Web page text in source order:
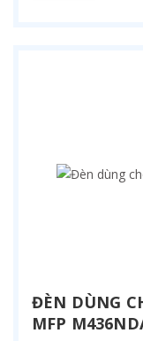
ĐÈN DÙNG
MFP